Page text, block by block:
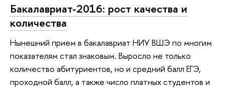
Бакалавриат-2016: рост качества и
количества
Нынешний прием в бакалавриат НИУ ВШЭ по многим
показателям стал знаковым. Выросло не только
количество абитуриентов, но и средний балл ЕГЭ,
проходной балл, а также число платных студентов и